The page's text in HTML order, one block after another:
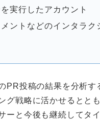
実行したアカウント
ントなどのインタラク
PR投稿の結果を分析す
グ戦略に活かせるととも
ーと今後も継続してタ